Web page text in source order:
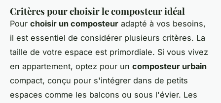
Critères pour choisir le composteur idéal
Pour choisir un composteur adapté à vos besoins,
il est essentiel de considérer plusieurs critères. La
taille de votre espace est primordiale. Si vous vivez
en appartement, optez pour un composteur urbain
compact, conçu pour s'intégrer dans de petits
espaces comme les balcons ou sous l'évier. Les